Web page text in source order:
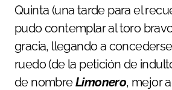
Quinta (una tarde para el
pudo contemplar al toro
gracia, llegando a
ruedo (de la petición de
de nombreLimonero, mejor